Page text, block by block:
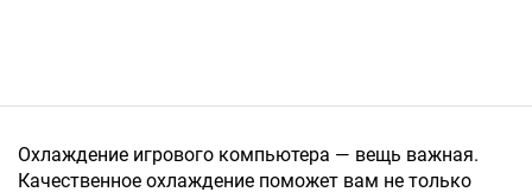
Охлаждение игрового компьютера — вещь важная.
Качественное охлаждение поможет вам не только